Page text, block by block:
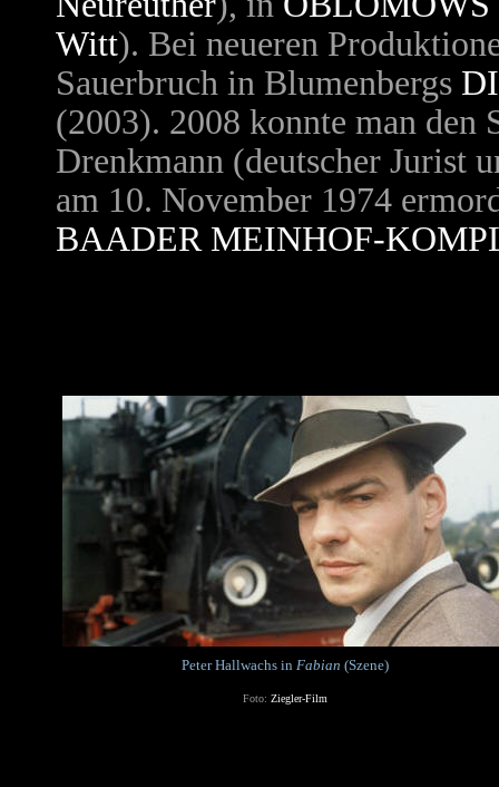
Witt). Bei neueren
Sauerbruch in Blumenbergs
(2003). 2008 konnte man den
Drenkmann (deutscher Jurist
am 10. November 1974
BAADER MEINHOF-
Peter Hallwachs in Fabian (Szene)
Foto: Ziegler-Film